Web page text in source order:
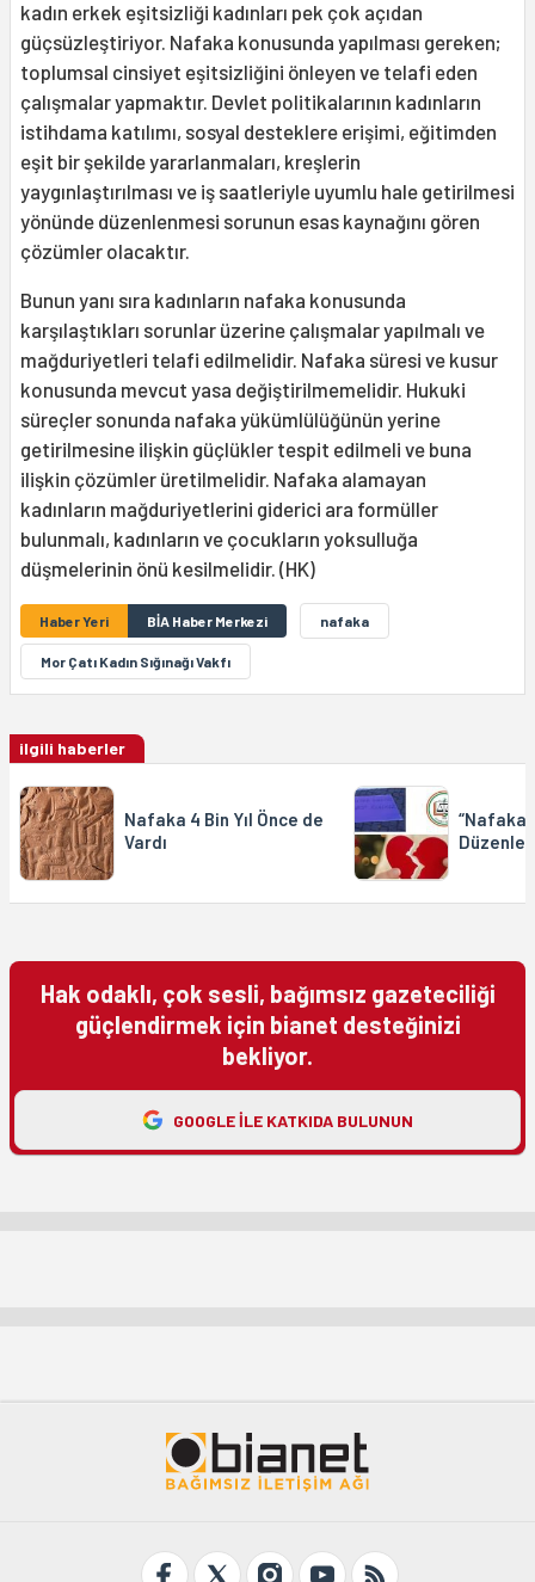
kadın erkek eşitsizliği kadınları pek çok açıdan
güçsüzleştiriyor. Nafaka konusunda yapılması gereken;
toplumsal cinsiyet eşitsizliğini önleyen ve telafi eden
çalışmalar yapmaktır. Devlet politikalarının kadınların
istihdama katılımı, sosyal desteklere erişimi, eğitimden
eşit bir şekilde yararlanmaları, kreşlerin
yaygınlaştırılması ve iş saatleriyle uyumlu hale getirilmesi
yönünde düzenlenmesi sorunun esas kaynağını gören
çözümler olacaktır.
Bunun yanı sıra kadınların nafaka konusunda
karşılaştıkları sorunlar üzerine çalışmalar yapılmalı ve
mağduriyetleri telafi edilmelidir. Nafaka süresi ve kusur
konusunda mevcut yasa değiştirilmemelidir. Hukuki
süreçler sonunda nafaka yükümlülüğünün yerine
getirilmesine ilişkin güçlükler tespit edilmeli ve buna
ilişkin çözümler üretilmelidir. Nafaka alamayan
kadınların mağduriyetlerini giderici ara formüller
bulunmalı, kadınların ve çocukların yoksulluğa
düşmelerinin önü kesilmelidir. (HK)
Haber Yeri BİA Haber Merkezi nafaka
Mor Çatı Kadın Sığınağı Vakfı
ilgili haberler
Nafaka 4 Bin Yıl Önce de
Vardı
Hak odaklı, çok sesli, bağımsız gazeteciliği
güçlendirmek için bianet desteğinizi
bekliyor.
GOOGLE ILE KATKIDA BULUNUN